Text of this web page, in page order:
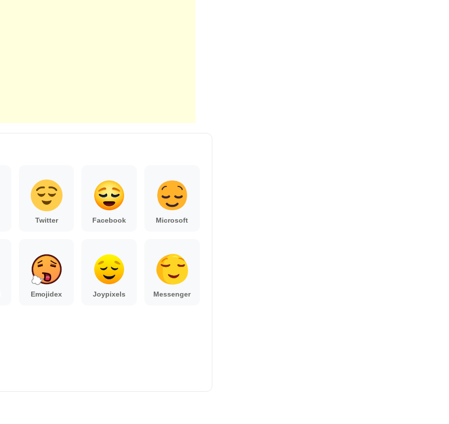
Twitter Facebook Microsoft
Emojidex Joypixels Messenger